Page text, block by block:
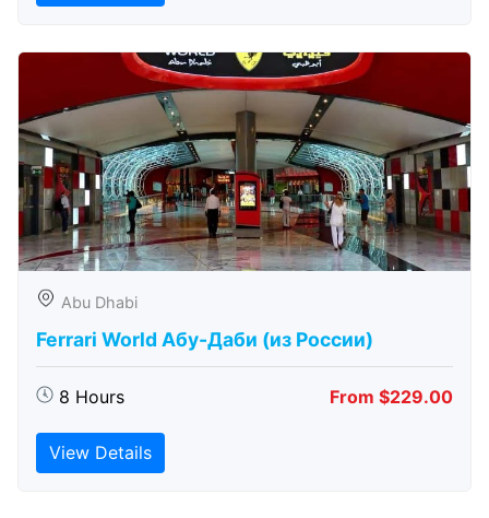
Abu Dhabi
Ferrari World Абу-Даби (из России)
8 Hours From $229.00
View Details